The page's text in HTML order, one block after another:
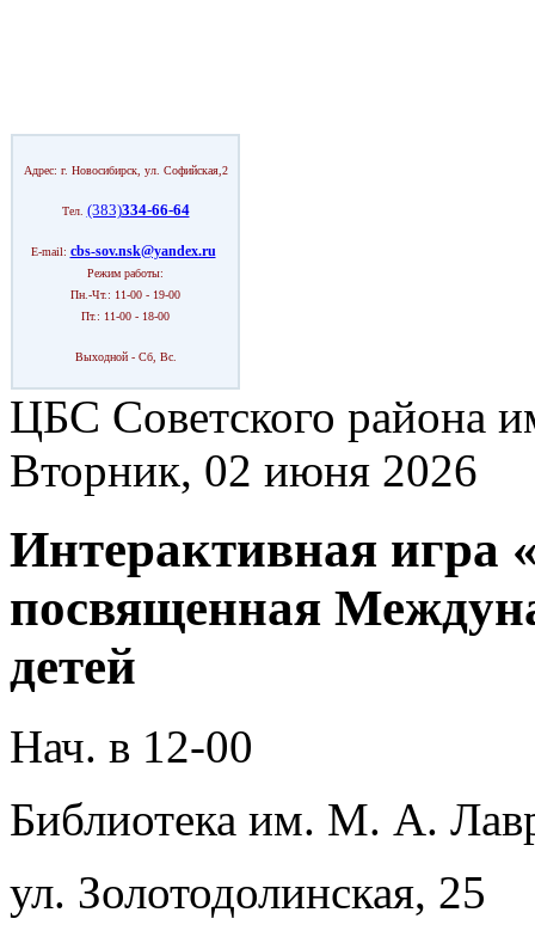
Адрес: г. Новосибирск, ул. Софийская,2
Тел. (383)334-66-64
E-mail: cbs-sov.nsk@yandex.ru
Режим работы:
Пн.-Чт.: 11-00 - 19-00
Пт.: 11-00 - 18-00
Выходной - Сб, Вс.
ЦБС Советского района
Вторник, 02 июня 2026
Интерактивная игра
посвященная
детей
Нач. в 12-00
Библиотека им. М. А.
ул. Золотодолинская, 25